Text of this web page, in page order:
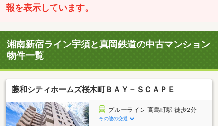
報を表示しています。
湘南新宿ライン宇須と真岡鉄道の中古マンション
物件一覧
藤和シティホームズ桜木町ＢＡＹ－ＳＣＡＰＥ
ブルーライン 高島町駅 徒歩2分
その他の交通